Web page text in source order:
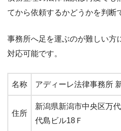
てから依頼するかどうかを判断
事務所へ足を運ぶのが難しい方
対応可能です。
名称 アディーレ法律事務所
住所
新潟県新潟市中央区万
代島ビル18Ｆ